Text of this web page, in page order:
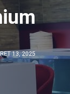
13, 2025